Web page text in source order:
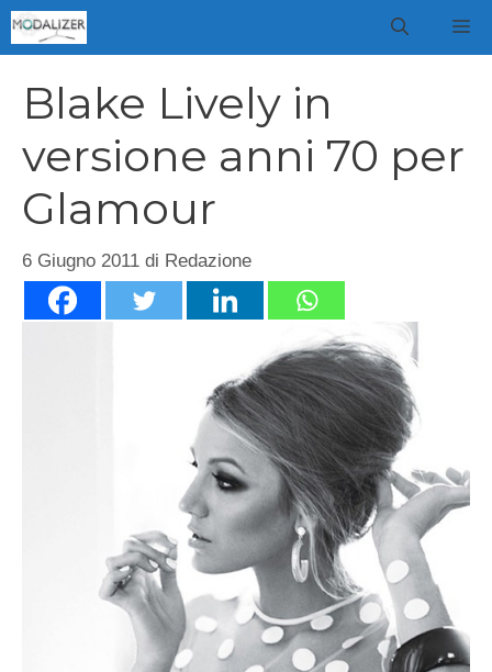
Vai
al
Blake Lively in
versione anni 70 per
Glamour
6 Giugno 2011 di Redazione